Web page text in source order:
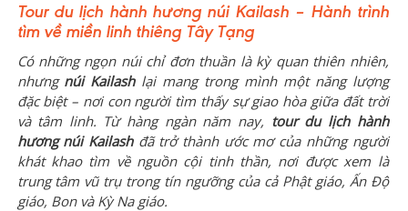
Tour du lịch hành hương núi Kailash – Hành trình
tìm về miền linh thiêng Tây Tạng
Có những ngọn núi chỉ đơn thuần là kỳ quan thiên nhiên,
nhưng núi Kailashlại mang trong mình một năng lượng
đặc biệt – nơi con người tìm thấy sự giao hòa giữa đất trời
và tâm linh. Từ hàng ngàn năm nay, tour du lịch hành
hương núi Kailashđã trở thành ước mơ của những người
khát khao tìm về nguồn cội tinh thần, nơi được xem là
trung tâm vũ trụ trong tín ngưỡng của cả Phật giáo, Ấn Độ
giáo, Bon và Kỳ Na giáo.